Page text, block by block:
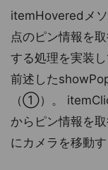
itemHoveredメ
点のピン情報を
する処理を実装
前述した
（①）。
からピン情報を
にカメラを移動